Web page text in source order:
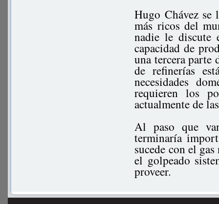
Hugo Chávez se
más ricos del
nadie le discute
capacidad de
una tercera parte
de refinerías
necesidades
requieren los
actualmente de
Al paso que
terminaría
sucede con el
el golpeado
proveer.